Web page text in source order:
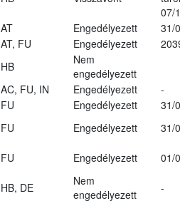
07/
AT Engedélyezett
31/
AT, FU Engedélyezett
HB
Nem
engedélyezett
AC, FU, IN Engedélyezett
-
FU Engedélyezett
31/
FU Engedélyezett
31/
FU Engedélyezett 01/
HB, DE
Nem
engedélyezett
-